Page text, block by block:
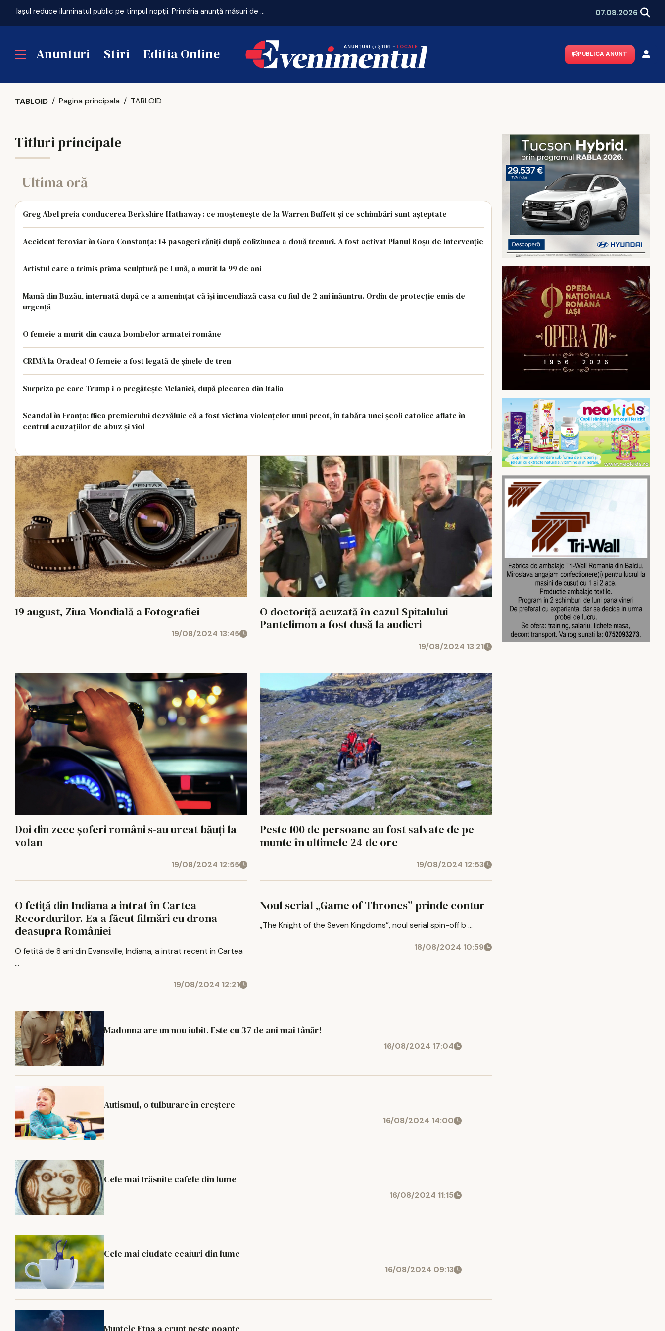
Iașul reduce iluminatul public pe timpul nopții. Primăria anunță măsuri de economisire a energiei 07.08.2026
Anunturi Stiri Editia Online PUBLICA ANUNT
TABLOID Pagina principala TABLOID
Titluri principale
Ultima oră
Greg Abel preia conducerea Berkshire Hathaway: ce moștenește de la Warren Buffett și ce schimbări sunt așteptate
Accident feroviar în Gara Constanța: 14 pasageri răniți după coliziunea a două trenuri. A fost activat Planul Roșu de Intervenție
Artistul care a trimis prima sculptură pe Lună, a murit la 99 de ani
Mamă din Buzău, internată după ce a amenințat că își incendiază casa cu fiul de 2 ani înăuntru. Ordin de protecție emis de
urgență
O femeie a murit din cauza bombelor armatei române
CRIMĂ la Oradea! O femeie a fost legată de șinele de tren
Surpriza pe care Trump i-o pregătește Melaniei, după plecarea din Italia
Scandal în Franța: fiica premierului dezvăluie că a fost victima violențelor unui preot, în tabăra unei școli catolice aflate în
centrul acuzațiilor de abuz și viol
19 august, Ziua Mondială a Fotografiei
19/08/2024 13:45
O doctoriță acuzată în cazul Spitalului
Pantelimon a fost dusă la audieri
19/08/2024 13:21
Doi din zece şoferi români s-au urcat băuți la
volan
19/08/2024 12:55
Peste 100 de persoane au fost salvate de pe
munte în ultimele 24 de ore
19/08/2024 12:53
O fetiță din Indiana a intrat în Cartea
Recordurilor. Ea a făcut filmări cu drona
deasupra României
O fetită de 8 ani din Evansville, Indiana, a intrat recent in Cartea
...
19/08/2024 12:21
Noul serial „Game of Thrones” prinde contur
„The Knight of the Seven Kingdoms”, noul serial spin-off b ...
18/08/2024 10:59
Madonna are un nou iubit. Este cu 37 de ani mai tânăr!
16/08/2024 17:04
Autismul, o tulburare în creștere
16/08/2024 14:00
Cele mai trăsnite cafele din lume
16/08/2024 11:15
Cele mai ciudate ceaiuri din lume
16/08/2024 09:13
Muntele Etna a erupt peste noapte